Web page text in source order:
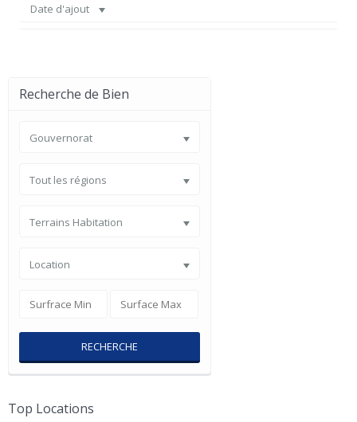
Date d'ajout
Recherche de Bien
Gouvernorat
Tout les régions
Terrains Habitation
Location
RECHERCHE
Top Locations